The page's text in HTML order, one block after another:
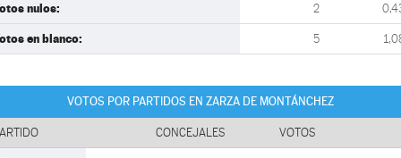
nulos: 2
en blanco: 5
VOTOS POR PARTIDOS EN ZARZA DE MONTÁNCHEZ
CONCEJALES VOTOS